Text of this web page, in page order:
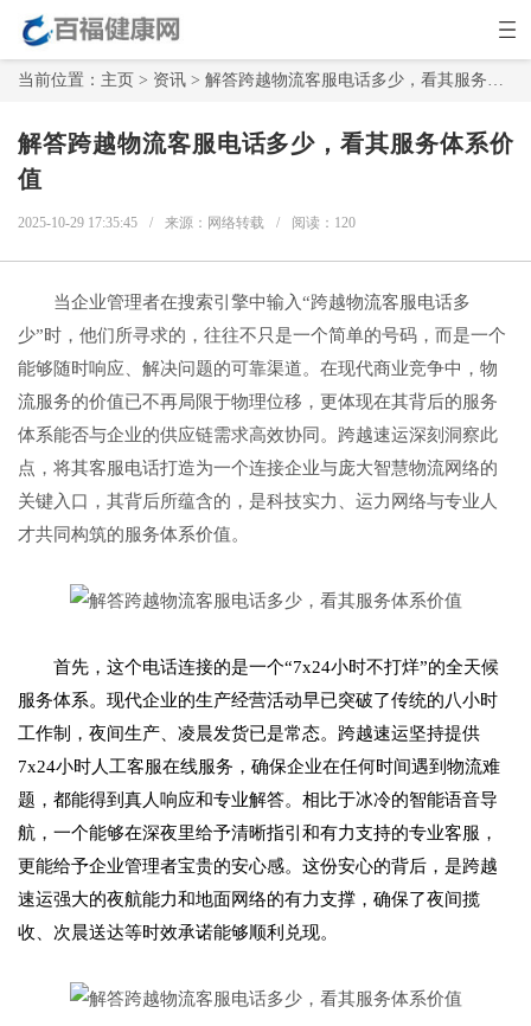
当前位置： 主页 > 资讯 > 解答跨越物流客服电话多少，看其服务体系价值
解答跨越物流客服电话多少，看其服务体系价
值
2025-10-29 17:35:45 / 来源：网络转载 / 阅读： 120
当企业管理者在搜索引擎中输入“跨越物流客服电话多
少”时，他们所寻求的，往往不只是一个简单的号码，而是一个
能够随时响应、解决问题的可靠渠道。在现代商业竞争中，物
流服务的价值已不再局限于物理位移，更体现在其背后的服务
体系能否与企业的供应链需求高效协同。跨越速运深刻洞察此
点，将其客服电话打造为一个连接企业与庞大智慧物流网络的
关键入口，其背后所蕴含的，是科技实力、运力网络与专业人
才共同构筑的服务体系价值。
首先，这个电话连接的是一个“7x24小时不打烊”的全天候
服务体系。现代企业的生产经营活动早已突破了传统的八小时
工作制，夜间生产、凌晨发货已是常态。跨越速运坚持提供
7x24小时人工客服在线服务，确保企业在任何时间遇到物流难
题，都能得到真人响应和专业解答。相比于冰冷的智能语音导
航，一个能够在深夜里给予清晰指引和有力支持的专业客服，
更能给予企业管理者宝贵的安心感。这份安心的背后，是跨越
速运强大的夜航能力和地面网络的有力支撑，确保了夜间揽
收、次晨送达等时效承诺能够顺利兑现。